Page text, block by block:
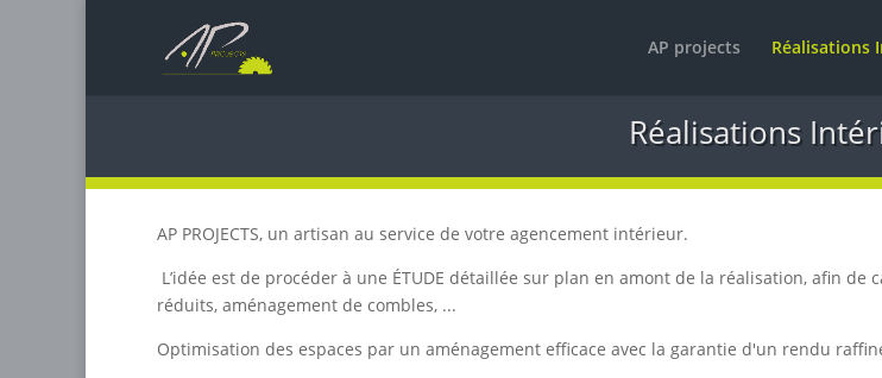
AP projects Réalisations
Réalisations
AP PROJECTS, un artisan au service de votre agencement intérieur.
L’idée est de procéder à une ÉTUDE détaillée sur plan en amont de la réalisation, afin
réduits, aménagement de combles, ...
Optimisation des espaces par un aménagement efficace avec la garantie d'un rendu